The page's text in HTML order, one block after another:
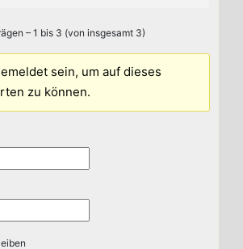
– 1 bis 3 (von insgesamt 3)
sein, um auf dieses
zu können.